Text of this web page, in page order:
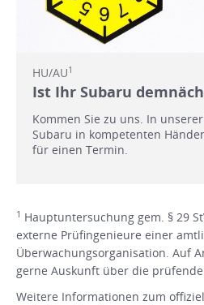
HU/AU1
Ist Ihr Subaru
Kommen Sie zu uns. In
Subaru in kompetenten
für einen Termin.
1 Hauptuntersuchung gem. § 29
externe Prüfingenieure einer
Überwachungsorganisation. Auf
gerne Auskunft über die prüfende
Weitere Informationen zum